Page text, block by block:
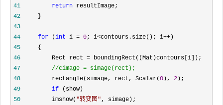
41
return
42
43
44
for (int i = 0; i<contours.size(); i++
45
46
         Rect rect =
47
//cimage = simage(rect);
48
         rectangle(simage, rect, Scalar(
0 ), 2
49
if
50
         imshow(
"转变图"